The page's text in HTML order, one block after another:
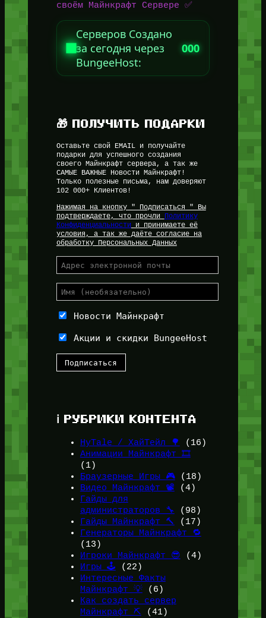
своём Майнкрафт Сервере ✅
Серверов Создано
за сегодня через
BungeeHost:
000
🎁 ПОЛУЧИТЬ ПОДАРКИ
Оставьте свой EMAIL и получайте
подарки для успешного создания
своего Майнкрафт сервера, а так же
САМЫЕ ВАЖНЫЕ Новости Майнкрафт!
Только полезные письма, нам доверяют
102 000+ Клиентов!
Нажимая на кнопку " Подписаться " Вы
подтверждаете, что прочли
Политику
Конфиденциальностии принимаете её
условия, а так же даёте согласие на
обработку Персональных Данных
Новости Майнкрафт
Акции и скидки BungeeHost
ℹ️ РУБРИКИ КОНТЕНТА
HyTale / ХайТейл 🌳
(16)
Анимации Майнкрафт 🎞️
(1)
Браузерные Игры 🎮(18)
Видео Майнкрафт 📽️ (4)
Гайды для
администраторов 🔧
(98)
Гайды Майнкрафт 🔨
(17)
Генераторы Майнкрафт 🔁
(13)
Игроки Майнкрафт 😎 (4)
Игры 🕹️ (22)
Интересные Факты
Майнкрафт 💡(6)
Как создать сервер
Майнкрафт ⛏️ (41)